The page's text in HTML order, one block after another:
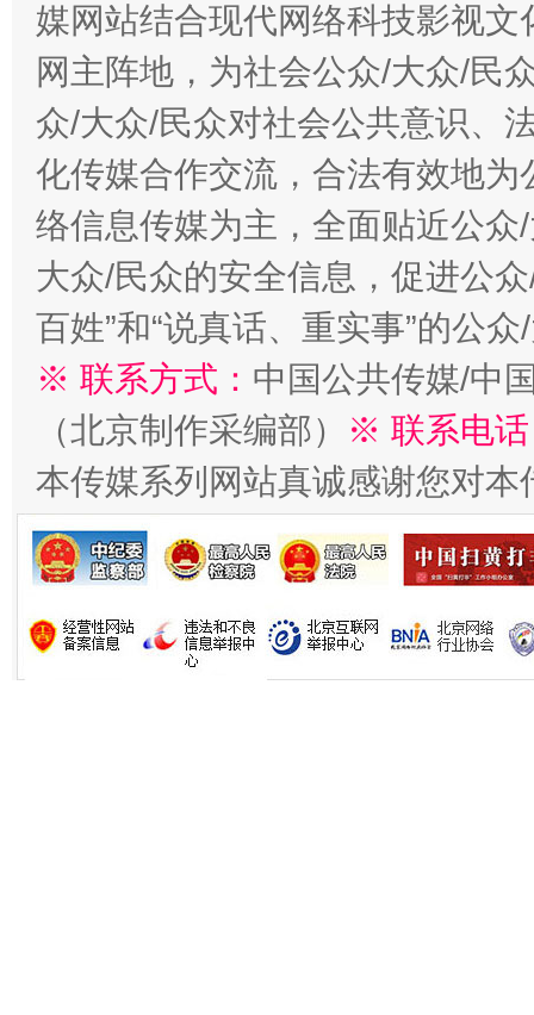
在谋一域中谋全局
今
习近平的博鳌关键词
媒网站结合现代网络科技影视
网主阵地，为社会公众/大众/民
众/大众/民众对社会公共意识、
化传媒合作交流，合法有效地
络信息传媒为主，全面贴近公
大众/民众的安全信息，促进公
百姓”和“说真话、重实事”的公
※ 联系方式： 中国公共传媒/中
（北京制作采编部）
※ 联系电
本传媒系列网站真诚感谢您对